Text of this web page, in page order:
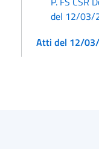
del 12/03/
Atti del 12/